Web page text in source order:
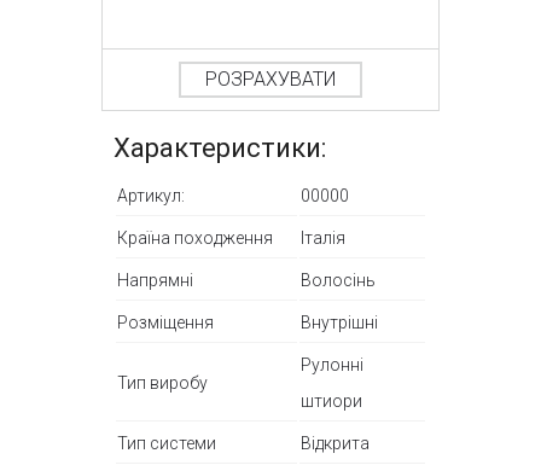
РОЗРАХУВАТИ
Характеристики:
Артикул: 00000
Країна походження Італія
Напрямні Волосінь
Розміщення Внутрішні
Тип виробу
Рулонні
штиори
Тип системи Відкрита